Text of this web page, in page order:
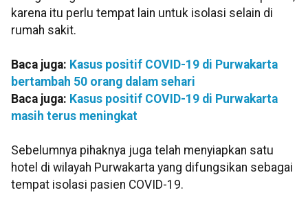
karena itu perlu tempat lain untuk isolasi selain di
rumah sakit.
Baca juga: Kasus positif COVID-19 di Purwakarta
bertambah 50 orang dalam sehari
Baca juga: Kasus positif COVID-19 di Purwakarta
masih terus meningkat
Sebelumnya pihaknya juga telah menyiapkan satu
hotel di wilayah Purwakarta yang difungsikan sebagai
tempat isolasi pasien COVID-19.